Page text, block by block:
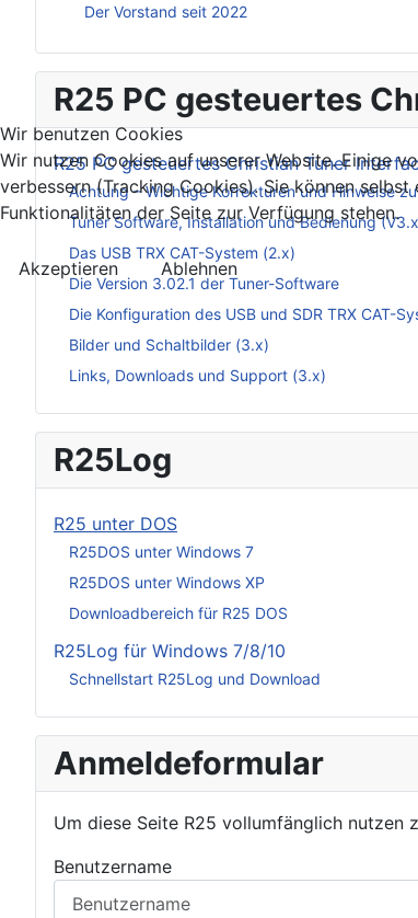
Der Vorstand seit 2022
R25 PC gesteuertes
R25 PC gesteuertes Christian Tuner
Achtung – Wichtige Korrekturen und Hinweise
Tuner Software, Installation und Bedienung
Das USB TRX CAT-System (2.x)
Die Version 3.02.1 der Tuner-Software
Die Konfiguration des USB und SDR TRX CAT-
Bilder und Schaltbilder (3.x)
Links, Downloads und Support (3.x)
R25Log
R25 unter DOS
R25DOS unter Windows 7
R25DOS unter Windows XP
Downloadbereich für R25 DOS
R25Log für Windows 7/8/10
Schnellstart R25Log und Download
Anmeldeformular
Um diese Seite R25 vollumfänglich nutzen
Benutzername
Wir benutzen Cookies
Wir nutzen Cookies auf unserer Website. Einige
verbessern (Tracking Cookies). Sie können
Funktionalitäten der Seite zur Verfügung stehen.
Akzeptieren
Ablehnen